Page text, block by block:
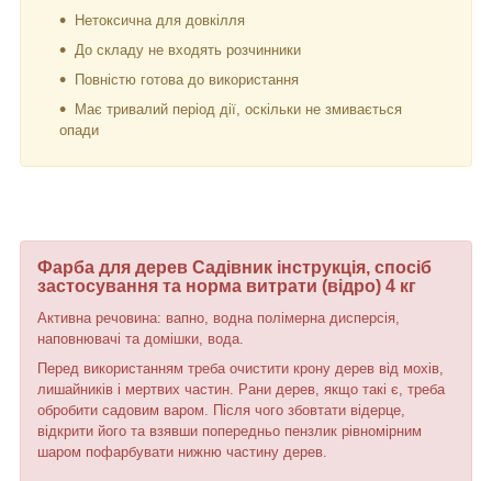
Нетоксична для довкілля
До складу не входять розчинники
Повністю готова до використання
Має тривалий період дії, оскільки не змивається
опади
Фарба для дерев Садівник інструкція, спосіб
застосування та норма витрати (відро) 4 кг
Активна речовина: вапно, водна полімерна дисперсія,
наповнювачі та домішки, вода.
Перед використанням треба очистити крону дерев від мохів,
лишайників і мертвих частин. Рани дерев, якщо такі є, треба
обробити садовим варом. Після чого збовтати відерце,
відкрити його та взявши попередньо пензлик рівномірним
шаром пофарбувати нижню частину дерев.